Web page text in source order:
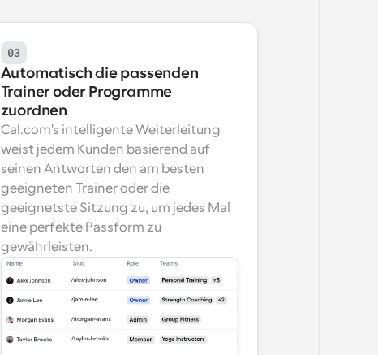
03
Automatisch die passenden
Trainer oder Programme
zuordnen
Cal.com's intelligente Weiterleitung
weist jedem Kunden basierend auf
seinen Antworten den am besten
geeigneten Trainer oder die
geeignetste Sitzung zu, um jedes Mal
eine perfekte Passform zu
gewährleisten.